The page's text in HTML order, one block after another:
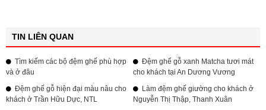
TIN LIÊN QUAN
Tìm kiếm các bộ đệm ghế phù hợp
và ở đâu
Đệm ghế gỗ xanh Matcha tươi mát
cho khách tại An Dương Vương
Đệm ghế gỗ hiện đại màu nâu cho
khách ở Trần Hữu Dực, NTL
Làm đệm ghế giường cho khách ở
Nguyễn Thị Thập, Thanh Xuân